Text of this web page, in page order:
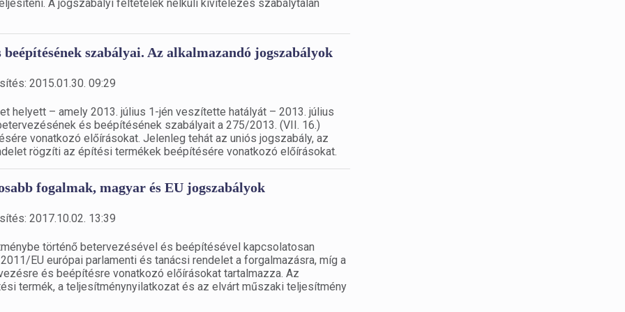
A jogszabályi feltételek nélküli kivitelezés szabálytalan
szabályai. Az alkalmazandó jogszabályok
2015.01.30. 09:29
helyett – amely 2013. július 1-jén veszítette hatályát – 2013. július
és beépítésének szabályait a 275/2013. (VII. 16.)
vonatkozó előírásokat. Jelenleg tehát az uniós jogszabály, az
rögzíti az építési termékek beépítésére vonatkozó előírásokat.
fogalmak, magyar és EU jogszabályok
2017.10.02. 13:39
történő betervezésével és beépítésével kapcsolatosan
EU európai parlamenti és tanácsi rendelet a forgalmazásra, míg a
és beépítésre vonatkozó előírásokat tartalmazza. Az
termék, a teljesítménynyilatkozat és az elvárt műszaki teljesítmény